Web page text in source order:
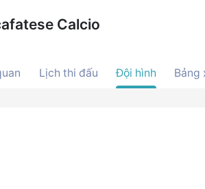
Calcio
Lịch thi đấu Đội hình Bảng